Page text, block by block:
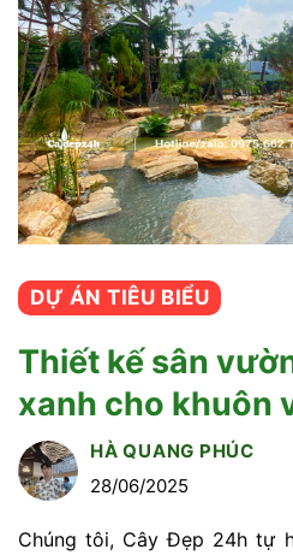
DỰ ÁN TIÊU BIỂU
Thiết kế sân
xanh cho khuôn
HÀ QUANG PHÚC
28/06/2025
Chúng tôi, Cây Đẹp 24h tự